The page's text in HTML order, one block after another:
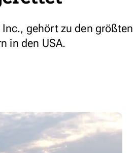
gehört zu den größten
in den USA.